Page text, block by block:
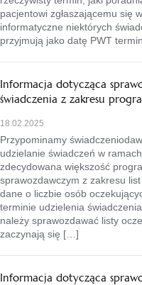
pacjentowi zgłaszającemu się
informatyczne niektórych
przyjmują jako datę PWT
Informacja dotycząca
świadczenia z zakresu
18.02.2025
Przypominamy
udzielanie świadczeń w
zdecydowana większość
sprawozdawczym z zakresu
dane o liczbie osób
terminie udzielenia
należy sprawozdawać listy
zaczynają się […]
Informacja dotycząca